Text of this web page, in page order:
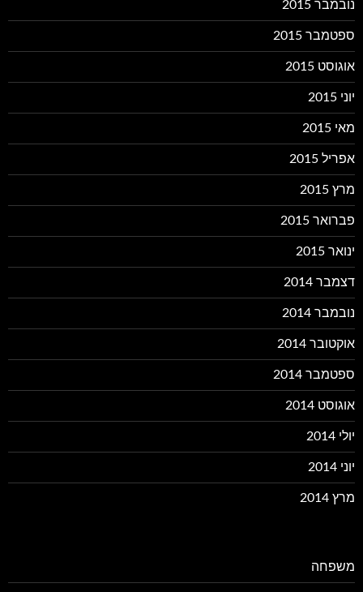
נובמבר 2015
ספטמבר 2015
אוגוסט 2015
יוני 2015
מאי 2015
אפריל 2015
מרץ 2015
פברואר 2015
ינואר 2015
דצמבר 2014
נובמבר 2014
אוקטובר 2014
ספטמבר 2014
אוגוסט 2014
יולי 2014
יוני 2014
מרץ 2014
משפחה